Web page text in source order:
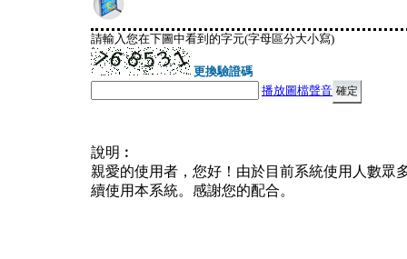
請輸入您在下圖中看到的字元(字母區分大小寫)
更換驗證碼
播放圖檔聲音
說明︰
親愛的使用者，您好！由於目前系統使用人數眾
續使用本系統。感謝您的配合。